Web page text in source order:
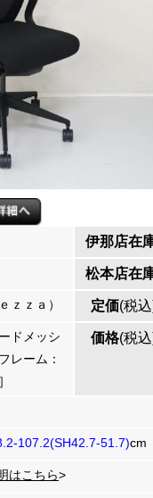
伊那店在
松本店在
ｚｚａ） 定価(税
ドメッシ
ーム：
価格(税
107.2(SH42.7-51.7)cm
はこちら>